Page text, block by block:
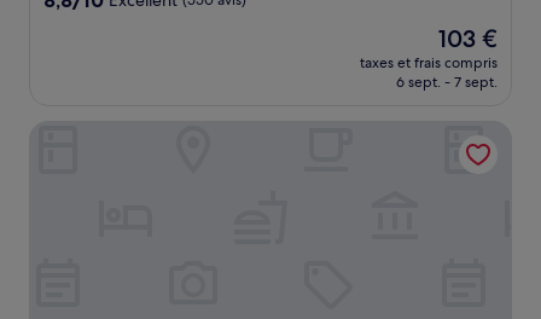
Le
nouveau
prix
de
103 €
103 €
taxes et frais compris
6 sept. - 7 sept.